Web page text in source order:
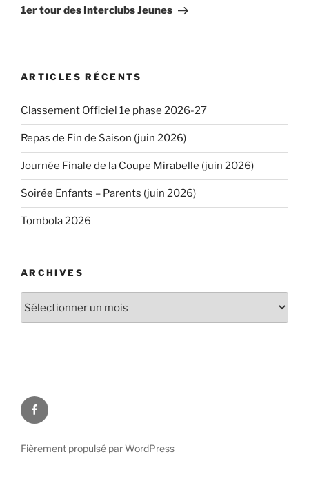
suivant
1er tour des Interclubs Jeunes
ARTICLES RÉCENTS
Classement Officiel 1e phase 2026-27
Repas de Fin de Saison (juin 2026)
Journée Finale de la Coupe Mirabelle (juin 2026)
Soirée Enfants – Parents (juin 2026)
Tombola 2026
ARCHIVES
Archives
Facebook
Fièrement propulsé par WordPress